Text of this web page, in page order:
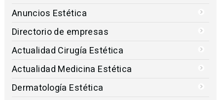
Anuncios Estética
Directorio de empresas
Actualidad Cirugía Estética
Actualidad Medicina Estética
Dermatología Estética